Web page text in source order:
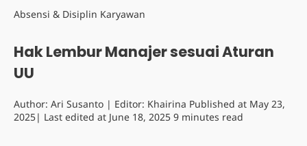
Absensi & Disiplin Karyawan
Hak Lembur Manajer sesuai Aturan
UU
Author: Ari Susanto | Editor: Khairina Published at May 23,
2025| Last edited at June 18, 2025 9 minutes read